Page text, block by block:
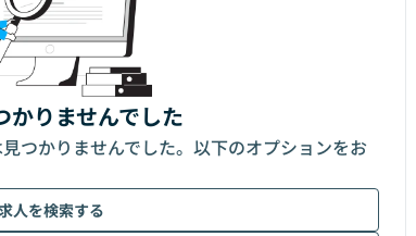
かりませんでした
つかりませんでした。以下のオプションをお
人を検索する